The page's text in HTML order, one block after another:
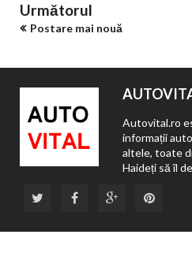
Următorul
Postare mai nouă
Autovital.ro
informații
altele, toate
Haideți să îl